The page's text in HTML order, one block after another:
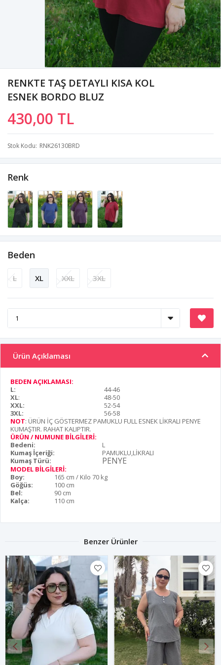
RENKTE TAŞ DETAYLI KISA KOL
ESNEK BORDO BLUZ
430,00 TL
Stok Kodu RNK26130BRD
Renk
Beden
L XL XXL 3XL
Ürün Açıklaması
BEDEN AÇIKLAMASI:
L:
44-46
XL:
48-50
XXL:
52-54
3XL:
56-58
NOT: ÜRÜN İÇ GÖSTERMEZ PAMUKLU FULL ESNEK LİKRALI PENYE
KUMAŞTIR. RAHAT KALIPTIR.
ÜRÜN / NUMUNE BİLGİLERİ:
Bedeni:
L
Kumaş İçeriği:
PAMUKLU,LİKRALI
Kumaş Türü:
PENYE
MODEL BİLGİLERİ:
Boy:
165 cm / Kilo 70 kg
Göğüs:
100 cm
Bel:
90 cm
Kalça:
110 cm
Benzer Ürünler